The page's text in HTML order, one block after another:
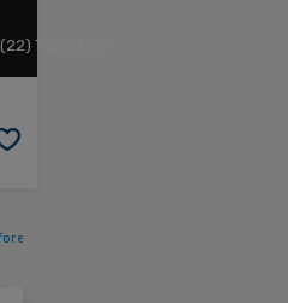
720 71 40
kwasów nukleinowych